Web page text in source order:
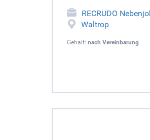
RECRUDO
Waltrop
Gehalt: nach Vereinbarung